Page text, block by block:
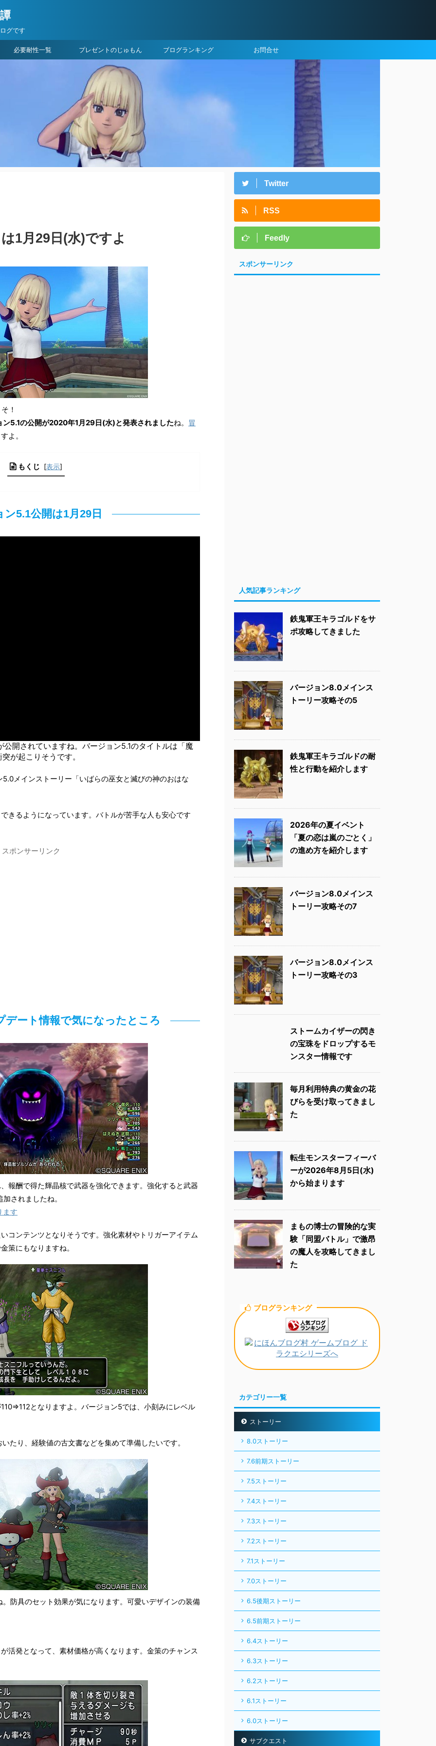
グです
必要耐性一覧 プレゼントのじゅもん ブログランキング お問合せ
1月29日(水)ですよ
！
5.1の公開が2020年1月29日(水)と発表されましたね。
冒
よ。
もくじ [表示]
ン5.1公開は1月29日
開されていますね。バージョン5.1のタイトルは「魔
が起こりそうです。
メインストーリー「いばらの巫女と滅びの神のおはな
きるようになっています。バトルが苦手な人も安心です
スポンサーリンク
デート情報で気になったところ
報酬で得た輝晶核で武器を強化できます。強化すると武器
されましたね。
ます
コンテンツとなりそうです。強化素材やトリガーアイテム
策にもなりますね。
となりますよ。バージョン5では、小刻みにレベル
たり、経験値の古文書などを集めて準備したいです。
防具のセット効果が気になります。可愛いデザインの装備
活発となって、素材価格が高くなります。金策のチャンス
Twitter
RSS
Feedly
スポンサーリンク
人気記事ランキング
鉄鬼軍王キラゴルドをサ
ポ攻略してきました
バージョン8.0メインス
トーリー攻略その5
鉄鬼軍王キラゴルドの耐
性と行動を紹介します
2026年の夏イベント
「夏の恋は嵐のごとく」
の進め方を紹介します
バージョン8.0メインス
トーリー攻略その7
バージョン8.0メインス
トーリー攻略その3
ストームカイザーの閃き
の宝珠をドロップするモ
ンスター情報です
毎月利用特典の黄金の花
びらを受け取ってきまし
た
転生モンスターフィーバ
ーが2026年8月5日(水)
から始まります
まもの博士の冒険的な実
験「同盟バトル」で激昂
の魔人を攻略してきまし
た
ブログランキング
カテゴリー一覧
ストーリー
8.0ストーリー
7.6前期ストーリー
7.5ストーリー
7.4ストーリー
7.3ストーリー
7.2ストーリー
7.1ストーリー
7.0ストーリー
6.5後期ストーリー
6.5前期ストーリー
6.4ストーリー
6.3ストーリー
6.2ストーリー
6.1ストーリー
6.0ストーリー
サブクエスト